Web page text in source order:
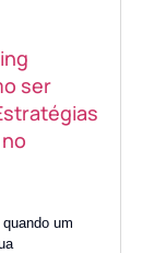
ser
um